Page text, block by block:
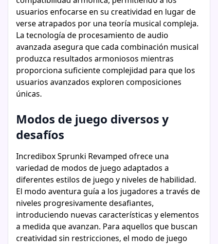
usuarios enfocarse en su creatividad en lugar de
verse atrapados por una teoría musical compleja.
La tecnología de procesamiento de audio
avanzada asegura que cada combinación musical
produzca resultados armoniosos mientras
proporciona suficiente complejidad para que los
usuarios avanzados exploren composiciones
únicas.
Modos de juego diversos y
desafíos
Incredibox Sprunki Revamped ofrece una
variedad de modos de juego adaptados a
diferentes estilos de juego y niveles de habilidad.
El modo aventura guía a los jugadores a través de
niveles progresivamente desafiantes,
introduciendo nuevas características y elementos
a medida que avanzan. Para aquellos que buscan
creatividad sin restricciones, el modo de juego